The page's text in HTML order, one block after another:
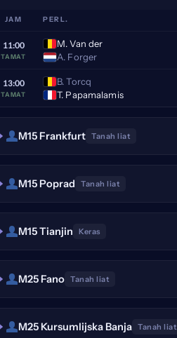
JAM PERL.
11:00
TAMAT
M. Van der
A. Forger
13:00
TAMAT
B. Torcq
T. Papamalamis
M15 Frankfurt Tanah liat
M15 Poprad Tanah liat
M15 Tianjin Keras
M25 Fano Tanah liat
M25 Kursumlijska Banja Tanah liat